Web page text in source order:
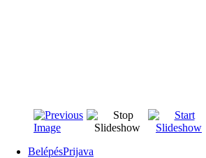
BelépésPrijava